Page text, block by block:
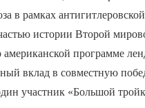
в рамках
истории Второй
программе
вклад в совместную
участник «Большой